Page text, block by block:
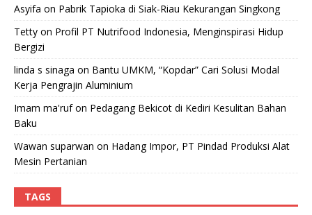
Asyifa on Pabrik Tapioka di Siak-Riau Kekurangan Singkong
Tetty on Profil PT Nutrifood Indonesia, Menginspirasi Hidup
Bergizi
linda s sinaga on Bantu UMKM, “Kopdar” Cari Solusi Modal
Kerja Pengrajin Aluminium
Imam ma'rufon Pedagang Bekicot di Kediri Kesulitan Bahan
Baku
Wawan suparwan on Hadang Impor, PT Pindad Produksi Alat
Mesin Pertanian
TAGS